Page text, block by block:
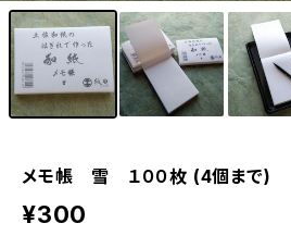
メモ帳 雪 １００枚 (4個まで)
¥300